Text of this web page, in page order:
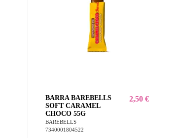
BARRA BAREBELLS
SOFT CARAMEL
CHOCO 55G
BAREBELLS
7340001804522
2,50 €